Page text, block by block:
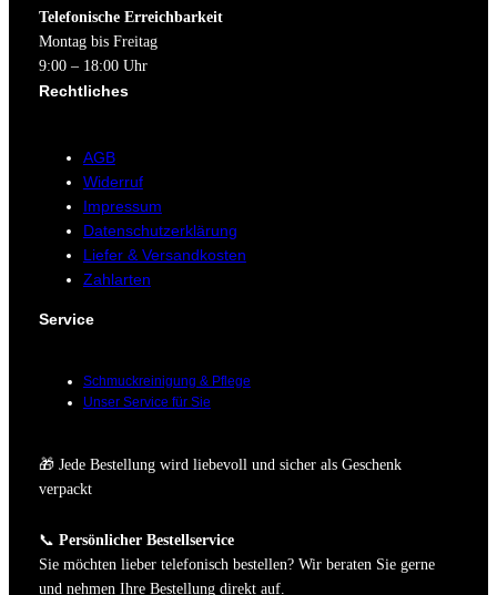
Telefonische Erreichbarkeit
Montag bis Freitag
9:00 – 18:00 Uhr
Rechtliches
AGB
Widerruf
Impressum
Datenschutzerklärung
Liefer & Versandkosten
Zahlarten
Service
Schmuckreinigung & Pflege
Unser Service für Sie
🎁 Jede Bestellung wird liebevoll und sicher als Geschenk
verpackt
📞 Persönlicher Bestellservice
Sie möchten lieber telefonisch bestellen? Wir beraten Sie gerne
und nehmen Ihre Bestellung direkt auf.